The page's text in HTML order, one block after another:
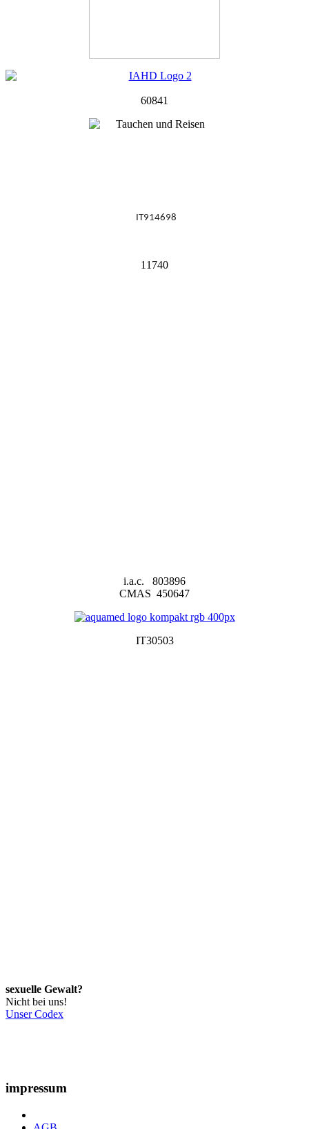
60841
IT914698
11740
i.a.c. 803896
CMAS 450647
IT30503
sexuelle Gewalt?
Nicht bei uns!
Unser Codex
impressum